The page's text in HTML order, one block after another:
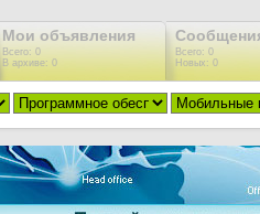
Мои объявления
Всего: 0
В архиве: 0
Всего: 0
Новых: 0